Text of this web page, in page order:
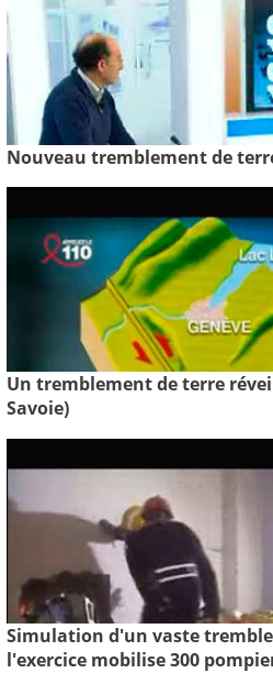
Nouveau tremblement de
Un tremblement de terre
Savoie)
Simulation d'un vaste
l'exercice mobilise 300